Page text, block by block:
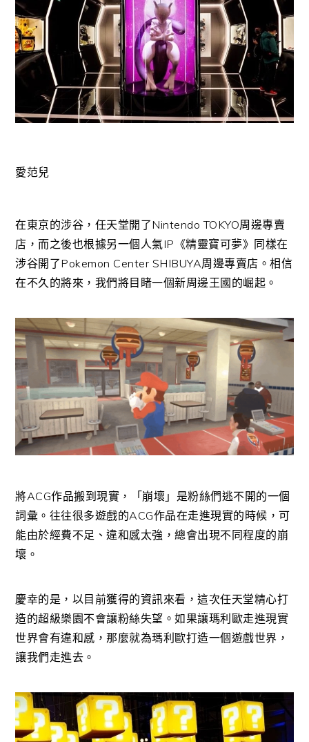
愛范兒
在東京的涉谷，任天堂開了Nintendo TOKYO周邊專賣
店，而之後也根據另一個人氣IP《精靈寶可夢》同樣在
涉谷開了Pokemon Center SHIBUYA周邊專賣店。相信
在不久的將來，我們將目睹一個新周邊王國的崛起。
將ACG作品搬到現實，「崩壞」是粉絲們逃不開的一個
詞彙。往往很多遊戲的ACG作品在走進現實的時候，可
能由於經費不足、違和感太強，總會出現不同程度的崩
壞。
慶幸的是，以目前獲得的資訊來看，這次任天堂精心打
造的超級樂園不會讓粉絲失望。如果讓瑪利歐走進現實
世界會有違和感，那麼就為瑪利歐打造一個遊戲世界，
讓我們走進去。